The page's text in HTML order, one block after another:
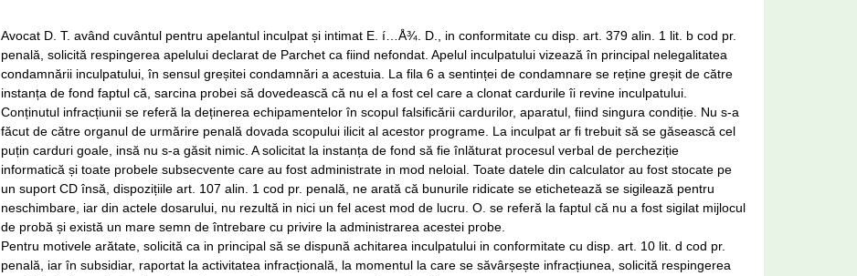
Avocat D. T. având cuvântul pentru apelantul inculpat și intimat E. í…Å¾. D., in conformitate cu disp. art. 379 alin. 1 lit. b cod pr.
penală, solicită respingerea apelului declarat de Parchet ca fiind nefondat. Apelul inculpatului vizează în principal nelegalitatea
condamnării inculpatului, în sensul greșitei condamnări a acestuia. La fila 6 a sentinței de condamnare se reține greșit de către
instanța de fond faptul că, sarcina probei să dovedească că nu el a fost cel care a clonat cardurile îi revine inculpatului.
Conținutul infracțiunii se referă la deținerea echipamentelor în scopul falsificării cardurilor, aparatul, fiind singura condiție. Nu s-a
făcut de către organul de urmărire penală dovada scopului ilicit al acestor programe. La inculpat ar fi trebuit să se găsească cel
puțin carduri goale, insă nu s-a găsit nimic. A solicitat la instanța de fond să fie înlăturat procesul verbal de percheziție
informatică și toate probele subsecvente care au fost administrate in mod neloial. Toate datele din calculator au fost stocate pe
un suport CD însă, dispozițiile art. 107 alin. 1 cod pr. penală, ne arată că bunurile ridicate se etichetează se sigilează pentru
neschimbare, iar din actele dosarului, nu rezultă in nici un fel acest mod de lucru. O. se referă la faptul că nu a fost sigilat mijlocul
de probă și există un mare semn de întrebare cu privire la administrarea acestei probe.
Pentru motivele arătate, solicită ca in principal să se dispună achitarea inculpatului in conformitate cu disp. art. 10 lit. d cod pr.
penală, iar în subsidiar, raportat la activitatea infracțională, la momentul la care se săvârșește infracțiunea, solicită respingerea